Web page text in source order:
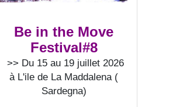
Be in the Move
Festival#8
>> Du 15 au 19 juillet 2026
à L'ile de La Maddalena (
Sardegna)